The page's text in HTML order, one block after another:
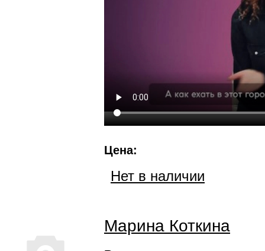
Цена:
Нет в наличии
Марина Коткина